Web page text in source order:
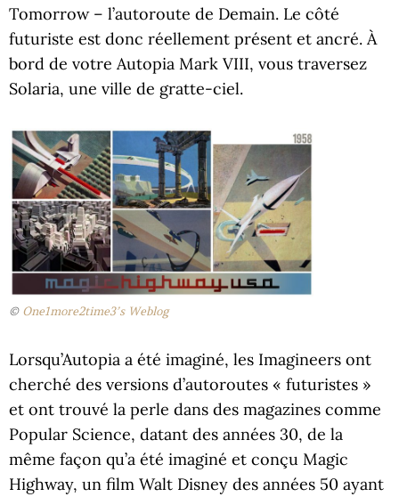
Tomorrow – l’autoroute de Demain. Le côté
futuriste est donc réellement présent et ancré. À
bord de votre Autopia Mark VIII, vous traversez
Solaria, une ville de gratte-ciel.
© One1more2time3’s Weblog
Lorsqu’Autopia a été imaginé, les Imagineers ont
cherché des versions d’autoroutes « futuristes »
et ont trouvé la perle dans des magazines comme
Popular Science, datant des années 30, de la
même façon qu’a été imaginé et conçu Magic
Highway, un film Walt Disney des années 50 ayant